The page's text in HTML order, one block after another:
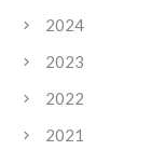
2024
2023
2022
2021